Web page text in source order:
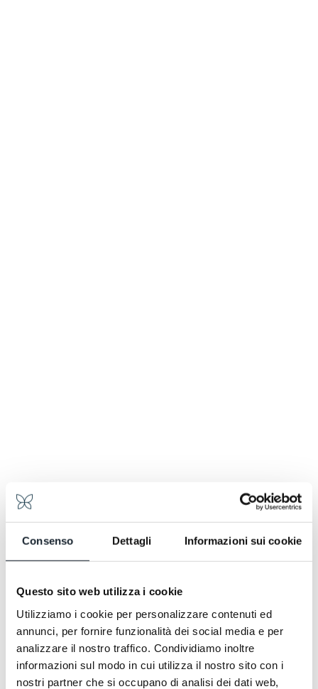
Consenso Dettagli Informazioni sui cookie
Questo sito web utilizza i cookie
Utilizziamo i cookie per personalizzare contenuti ed
annunci, per fornire funzionalità dei social media e per
analizzare il nostro traffico. Condividiamo inoltre
informazioni sul modo in cui utilizza il nostro sito con i
nostri partner che si occupano di analisi dei dati web,